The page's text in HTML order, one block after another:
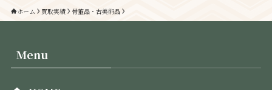
ホーム 買取実績 骨董品・古美術品
Menu